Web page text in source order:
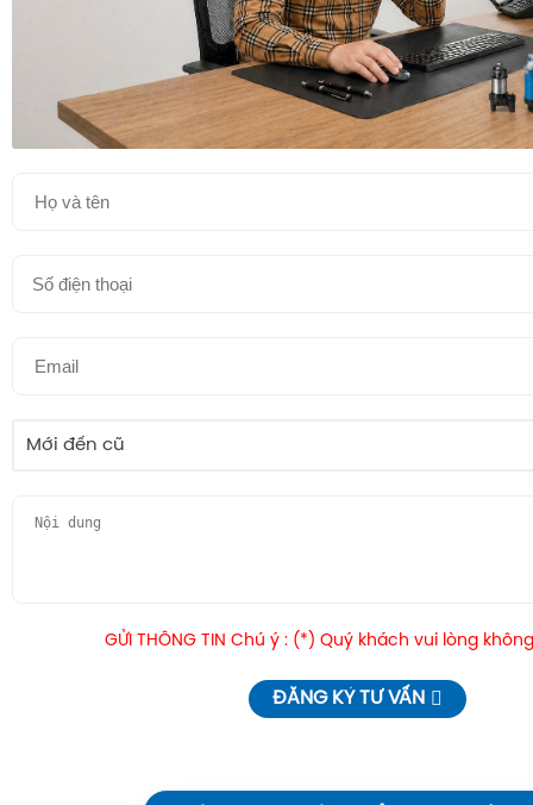
Mới đến cũ
GỬI THÔNG TIN Chú ý : (*) Quý khách vui lòng
ĐĂNG KÝ TƯ VẤN